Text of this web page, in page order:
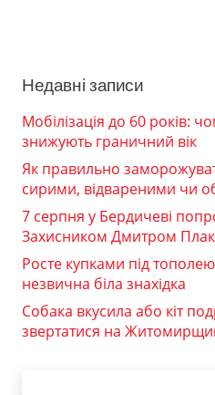
Недавні записи
Мобілізація до 60 років:
знижують граничний вік
Як правильно
сирими, відвареними чи
7 серпня у Бердичеві
Захисником Дмитром
Росте купками під
незвична біла знахідка
Собака вкусила або кіт
звертатися на